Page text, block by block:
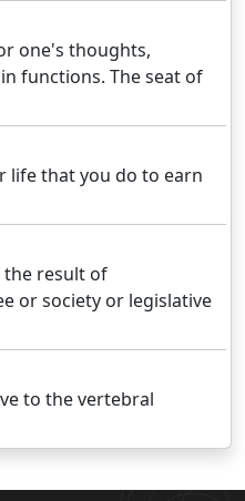
one's thoughts,
functions. The seat of
life that you do to earn
the result of
or society or legislative
to the vertebral